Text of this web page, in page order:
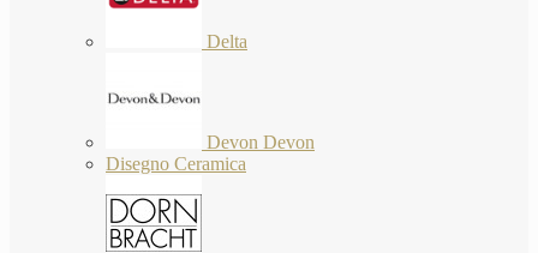
Delta
Devon Devon
Disegno Ceramica